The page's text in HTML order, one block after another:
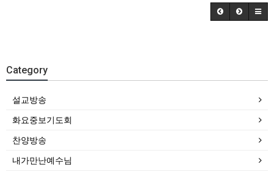
Category
설교방송
화요중보기도회
찬양방송
내가만난예수님